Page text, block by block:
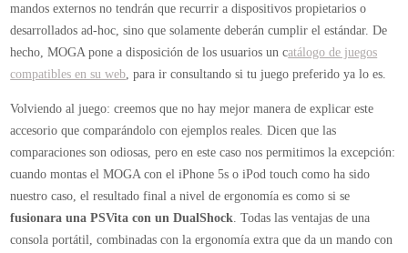
accesorio que comparándolo con ejemplos reales. Dicen que las
comparaciones son odiosas, pero en este caso nos permitimos la excepción:
cuando montas el MOGA con el iPhone 5s o iPod touch como ha sido
nuestro caso, el resultado final a nivel de ergonomía es como si se
consola portátil, combinadas con la ergonomía extra que da un mando con
forma adaptada a nuestras manos.
El mando cuenta condos joysticks analógicosa ambos lados (el izquierdo
más elevado que el derecho, lo cual se hizo raro durante las primeras
rondas en función del juego), además de un D-Pad izquierdoycuatro
botones de accióna la derecha. Para complementarlo,cuatro gatillos